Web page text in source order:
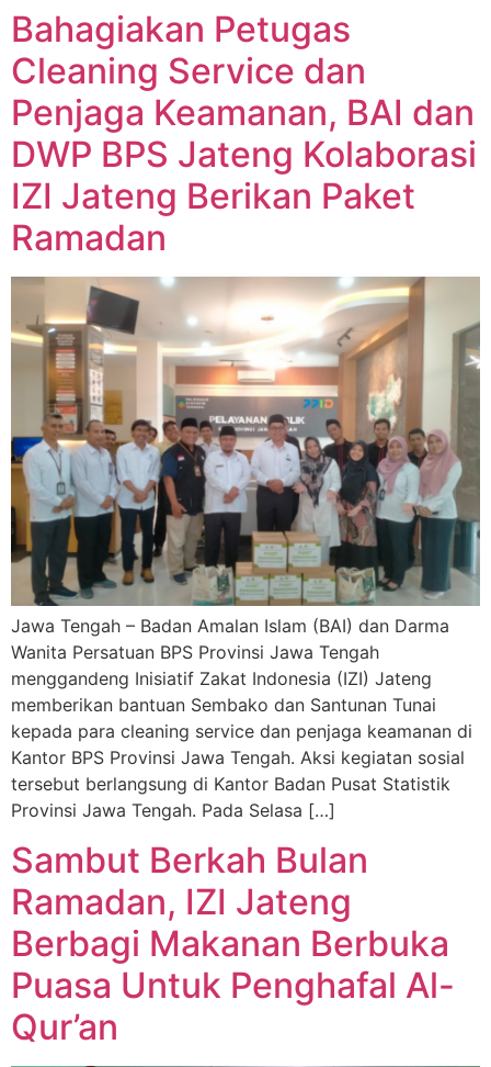
Bahagiakan Petugas
Cleaning Service dan
Penjaga Keamanan, BAI dan
DWP BPS Jateng Kolaborasi
IZI Jateng Berikan Paket
Ramadan
Jawa Tengah – Badan Amalan Islam (BAI) dan Darma
Wanita Persatuan BPS Provinsi Jawa Tengah
menggandeng Inisiatif Zakat Indonesia (IZI) Jateng
memberikan bantuan Sembako dan Santunan Tunai
kepada para cleaning service dan penjaga keamanan di
Kantor BPS Provinsi Jawa Tengah. Aksi kegiatan sosial
tersebut berlangsung di Kantor Badan Pusat Statistik
Provinsi Jawa Tengah. Pada Selasa […]
Sambut Berkah Bulan
Ramadan, IZI Jateng
Berbagi Makanan Berbuka
Puasa Untuk Penghafal Al-
Qur’an